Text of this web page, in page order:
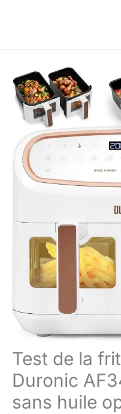
Test de la
Duronic
sans huile